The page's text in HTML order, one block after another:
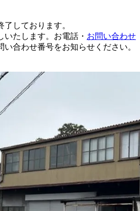
しております。
たします。お電話・ お問い合わせ
い合わせ番号をお知らせください。